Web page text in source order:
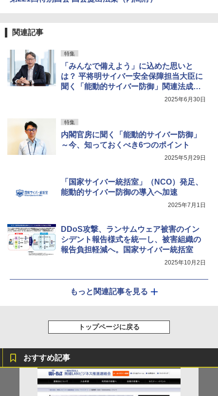
関連記事
特集
「みんなで備えよう」に込めた思いと
は？ 平将明サイバー安全保障担当大臣に
聞く「能動的サイバー防御」関連法成立
2025年6月30日
特集
内閣官房に聞く「能動的サイバー防御」
～今、知っておくべき6つのポイント
2025年5月29日
「国家サイバー統括室」（NCO）発足、
能動的サイバー防御の導入へ加速
2025年7月1日
DDoS攻撃、ランサムウェア被害のイン
シデント報告様式を統一し、被害組織の
報告負担軽減へ。国家サイバー統括室
2025年10月2日
もっと関連記事を見る
トップページに戻る
おすすめ記事